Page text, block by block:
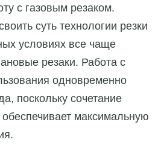
с газовым резаком.
суть технологии резки
условиях все чаще
резаки. Работа с
одновременно
поскольку сочетание
максимальную